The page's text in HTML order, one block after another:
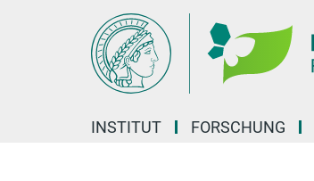
INSTITUT FORSCHUNG